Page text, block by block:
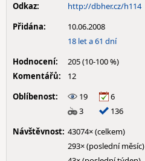
Odkaz:
http://dbher.cz/h114
Přidána:
10.06.2008
18 let a 61 dní
Hodnocení:
205 (10-100 %)
Komentářů:
12
Oblíbenost:
19
6
3
136
Návštěvnost: 43074× (celkem)
293× (poslední měsíc)